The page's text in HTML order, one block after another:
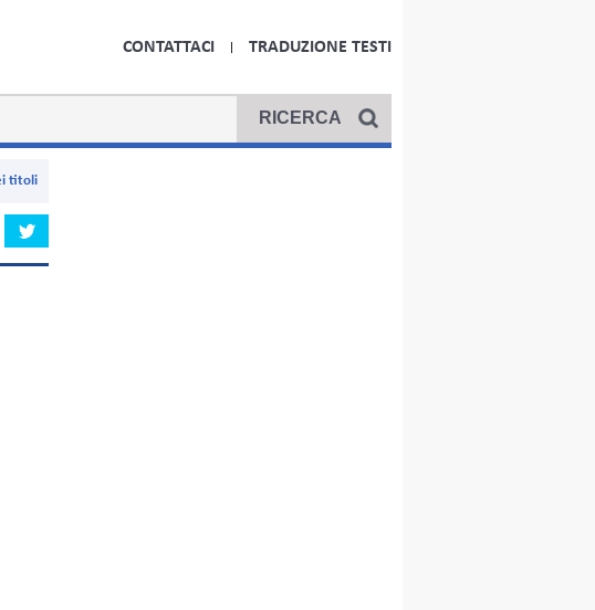
CONTATTACI TRADUZIONE TESTI
titoli